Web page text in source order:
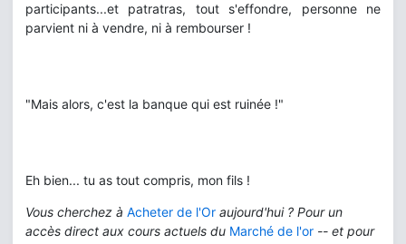
participants...et patratras, tout s'effondre, personne ne
parvient ni à vendre, ni à rembourser !
"Mais alors, c'est la banque qui est ruinée !"
Eh bien... tu as tout compris, mon fils !
Vous cherchez à Acheter de l'Or aujourd'hui ? Pour un
accès direct aux cours actuels du Marché de l'or -- et pour